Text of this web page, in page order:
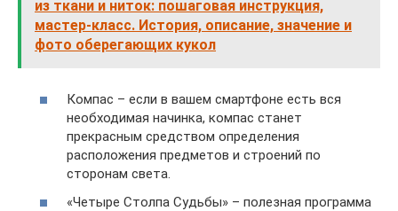
из ткани и ниток: пошаговая инструкция,
мастер-класс. История, описание, значение и
фото оберегающих кукол
Компас – если в вашем смартфоне есть вся
необходимая начинка, компас станет
прекрасным средством определения
расположения предметов и строений по
сторонам света.
«Четыре Столпа Судьбы» – полезная программа